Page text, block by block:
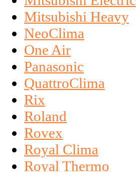
Mitsubishi Heavy
NeoClima
One Air
Panasonic
QuattroClima
Rix
Roland
Rovex
Royal Clima
Royal Thermo